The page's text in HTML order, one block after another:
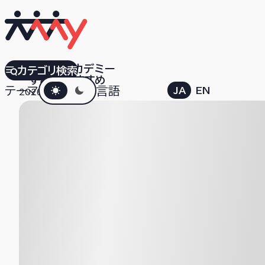
すべておすすめ
テーマダークモード言語 JA EN
カテゴリ検索
運転支援アカデミー
2026.04.03